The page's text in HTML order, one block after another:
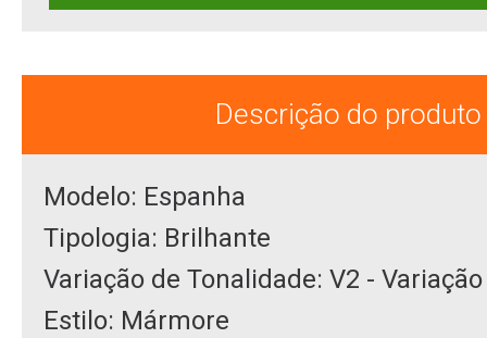
Descrição do produto
Modelo: Espanha
Tipologia: Brilhante
Variação de Tonalidade: V2 -
Estilo: Mármore